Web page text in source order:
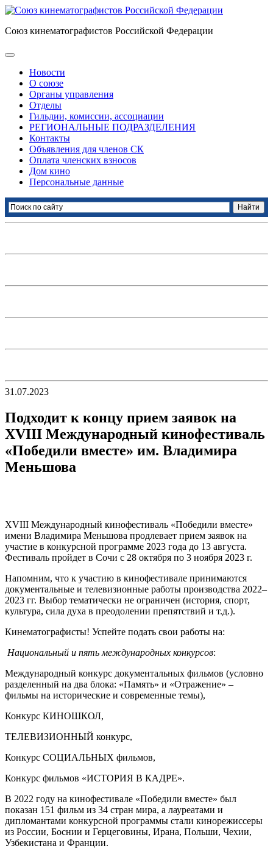
Союз кинематографистов Российской Федерации
Новости
О союзе
Органы управления
Отделы
Гильдии, комиссии, ассоциации
РЕГИОНАЛЬНЫЕ ПОДРАЗДЕЛЕНИЯ
Контакты
Объявления для членов СК
Оплата членских взносов
Дом кино
Персональные данные
31.07.2023
Подходит к концу прием заявок на
XVIII Международный кинофестиваль
«Победили вместе» им. Владимира
Меньшова
XVIII Международный кинофестиваль «Победили вместе»
имени Владимира Меньшова продлевает прием заявок на
участие в конкурсной программе 2023 года до 13 августа.
Фестиваль пройдет в Сочи с 28 октября по 3 ноября 2023 г.
Напомним, что к участию в кинофестивале принимаются
документальные и телевизионные работы производства 2022–
2023 гг. Выбор тематически не ограничен (история, спорт,
культура, сила духа в преодолении препятствий и т.д.).
Кинематографисты! Успейте подать свои работы на:
Национальный и пять международных конкурсов:
Международный конкурс документальных фильмов (условно
разделенный на два блока: «Память» и «Отражение» –
фильмы на исторические и современные темы),
Конкурс КИНОШКОЛ,
ТЕЛЕВИЗИОННЫЙ конкурс,
Конкурс СОЦИАЛЬНЫХ фильмов,
Конкурс фильмов «ИСТОРИЯ В КАДРЕ».
В 2022 году на кинофестивале «Победили вместе» был
показан 151 фильм из 34 стран мира, а лауреатами и
дипломантами конкурсной программы стали кинорежиссеры
из России, Боснии и Герцеговины, Ирана, Польши, Чехии,
Узбекистана и Франции.